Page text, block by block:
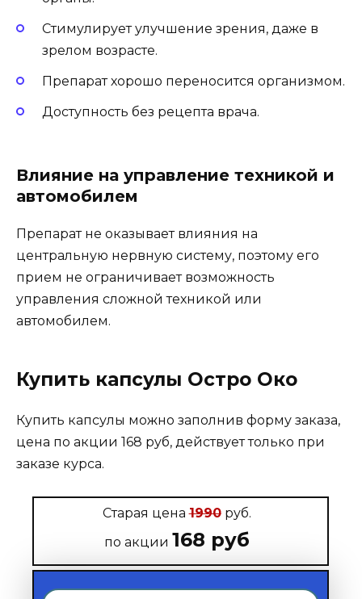
Стимулирует улучшение зрения, даже в
зрелом возрасте.
Препарат хорошо переносится организмом.
Доступность без рецепта врача.
Влияние на управление техникой и
автомобилем
Препарат не оказывает влияния на
центральную нервную систему, поэтому его
прием не ограничивает возможность
управления сложной техникой или
автомобилем.
Купить капсулы Остро Око
Купить капсулы можно заполнив форму заказа,
цена по акции 168 руб, действует только при
заказе курса.
Старая цена1990руб.
по акции 168 руб